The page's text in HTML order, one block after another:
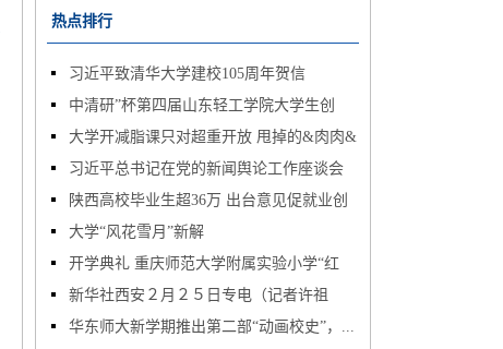
热点排行
习近平致清华大学建校105周年贺信
中清研”杯第四届山东轻工学院大学生创
业...大学开减脂课只对超重开放 甩掉的&肉肉&
变...习近平总书记在党的新闻舆论工作座谈会
上...陕西高校毕业生超36万 出台意见促就业创
业...大学“风花雪月”新解
开学典礼 重庆师范大学附属实验小学“红
包...新华社西安２月２５日专电（记者许祖
华）...华东师大新学期推出第二部“动画校史”，...